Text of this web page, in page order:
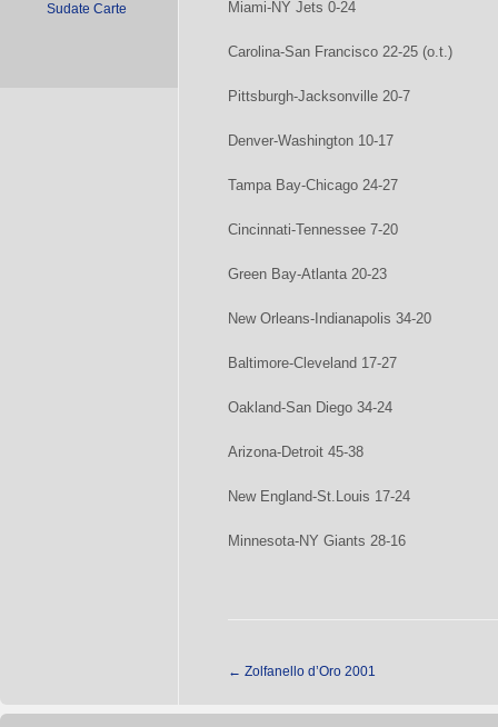
Sudate Carte Miami-NY Jets 0-24
Carolina-San Francisco 22-25 (o.t.)
Pittsburgh-Jacksonville 20-7
Denver-Washington 10-17
Tampa Bay-Chicago 24-27
Cincinnati-Tennessee 7-20
Green Bay-Atlanta 20-23
New Orleans-Indianapolis 34-20
Baltimore-Cleveland 17-27
Oakland-San Diego 34-24
Arizona-Detroit 45-38
New England-St.Louis 17-24
Minnesota-NY Giants 28-16
← Zolfanello d’Oro 2001